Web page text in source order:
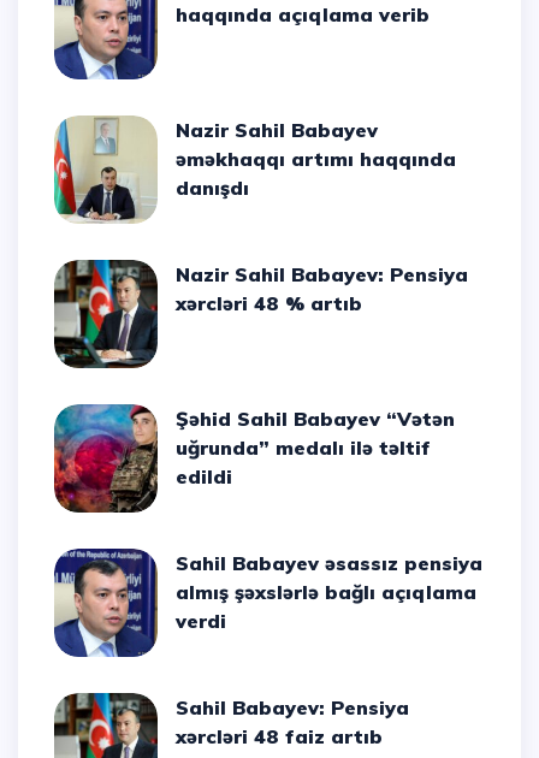
haqqında açıqlama verib
Nazir Sahil Babayev
əməkhaqqı artımı haqqında
danışdı
Nazir Sahil Babayev: Pensiya
xərcləri 48 % artıb
Şəhid Sahil Babayev “Vətən
uğrunda” medalı ilə təltif
edildi
Sahil Babayev əsassız pensiya
almış şəxslərlə bağlı açıqlama
verdi
Sahil Babayev: Pensiya
xərcləri 48 faiz artıb